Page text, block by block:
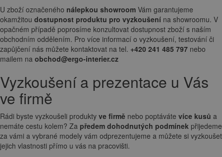
U zboží označeného nálepkou showroom Vám garantujeme
okamžitou dostupnost produktu pro vyzkoušení na showroomu. V
opačném případě poprosíme konzultovat dostupnost zboží s naším
obchodním oddělením. Pro více informací o vyzkoušení, testování či
zapůjčení nás můžete kontaktovat na tel. +420 241 485 797 nebo
mailem na obchod@ergo-interier.cz
Vyzkoušení a prezentace u Vás
ve firmě
Rádi byste vyzkoušeli produkty ve firmě nebo poptáváte více kusů a
nemáte cestu kolem? Za předem dohodnutých podmínek přijedeme
za vámi a vybrané modely vám odprezentujeme a můžete si vyzkoušet
jejich vlastnosti přímo u vás na pracovišti.